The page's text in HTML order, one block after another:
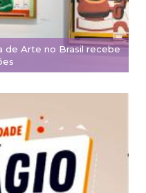
de Arte no Brasil recebe